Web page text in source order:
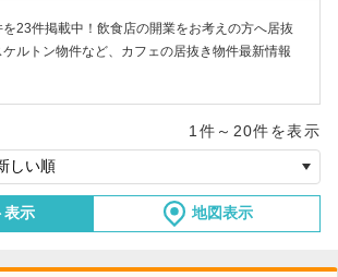
23件掲載中！飲食店の開業をお考えの方へ居抜
ルトン物件など、カフェの居抜き物件最新情報
1件～20件を表示
表示 地図表示